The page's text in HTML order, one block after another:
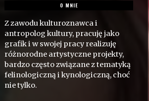
O MNIE
Z zawodu kulturoznawca i
antropolog kultury, pracuję jako
grafik i w swojej pracy realizuję
różnorodne artystyczne projekty,
bardzo często związane z tematyką
felinologiczną i kynologiczną, choć
nie tylko.